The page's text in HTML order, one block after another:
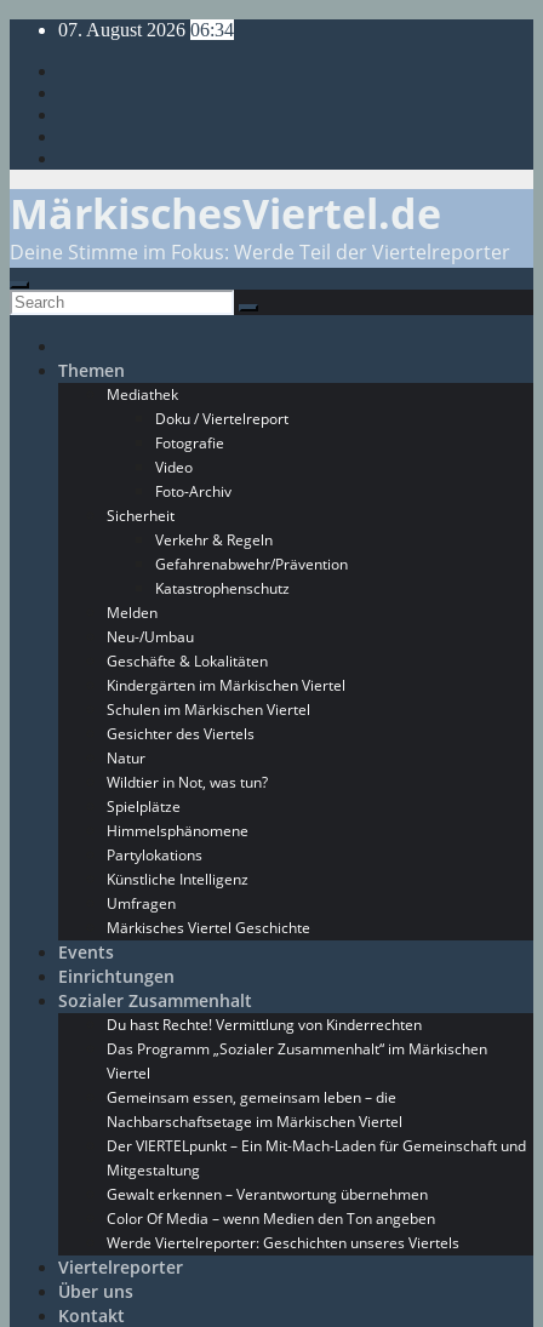
Skip
content
07. August 2026 06:34
MärkischesViertel.de
Deine Stimme im Fokus: Werde Teil der Viertelreporter
Themen
Mediathek
Doku / Viertelreport
Fotografie
Video
Foto-Archiv
Sicherheit
Verkehr & Regeln
Gefahrenabwehr/Prävention
Katastrophenschutz
Melden
Neu-/Umbau
Geschäfte & Lokalitäten
Kindergärten im Märkischen Viertel
Schulen im Märkischen Viertel
Gesichter des Viertels
Natur
Wildtier in Not, was tun?
Spielplätze
Himmelsphänomene
Partylokations
Künstliche Intelligenz
Umfragen
Märkisches Viertel Geschichte
Events
Einrichtungen
Sozialer Zusammenhalt
Du hast Rechte! Vermittlung von Kinderrechten
Das Programm „Sozialer Zusammenhalt“ im Märkischen
Viertel
Gemeinsam essen, gemeinsam leben – die
Nachbarschaftsetage im Märkischen Viertel
Der VIERTELpunkt – Ein Mit-Mach-Laden für Gemeinschaft und
Mitgestaltung
Gewalt erkennen – Verantwortung übernehmen
Color Of Media – wenn Medien den Ton angeben
Werde Viertelreporter: Geschichten unseres Viertels
Viertelreporter
Über uns
Kontakt